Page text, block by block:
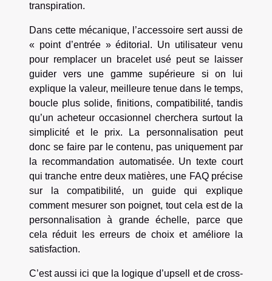
transpiration.
Dans cette mécanique, l’accessoire sert aussi de
« point d’entrée » éditorial. Un utilisateur venu
pour remplacer un bracelet usé peut se laisser
guider vers une gamme supérieure si on lui
explique la valeur, meilleure tenue dans le temps,
boucle plus solide, finitions, compatibilité, tandis
qu’un acheteur occasionnel cherchera surtout la
simplicité et le prix. La personnalisation peut
donc se faire par le contenu, pas uniquement par
la recommandation automatisée. Un texte court
qui tranche entre deux matières, une FAQ précise
sur la compatibilité, un guide qui explique
comment mesurer son poignet, tout cela est de la
personnalisation à grande échelle, parce que
cela réduit les erreurs de choix et améliore la
satisfaction.
C’est aussi ici que la logique d’upsell et de cross-